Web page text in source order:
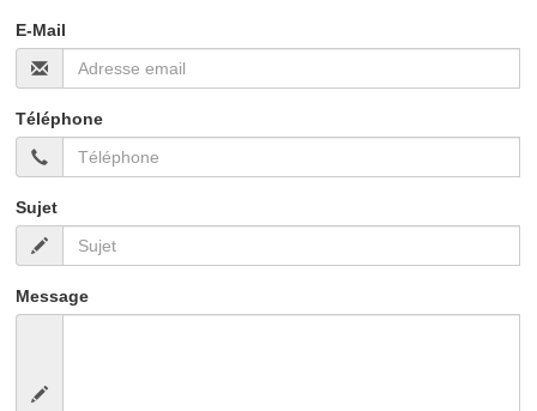
E-Mail
Téléphone
Sujet
Message